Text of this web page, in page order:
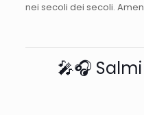
nei secoli dei secoli.
🎤🎧